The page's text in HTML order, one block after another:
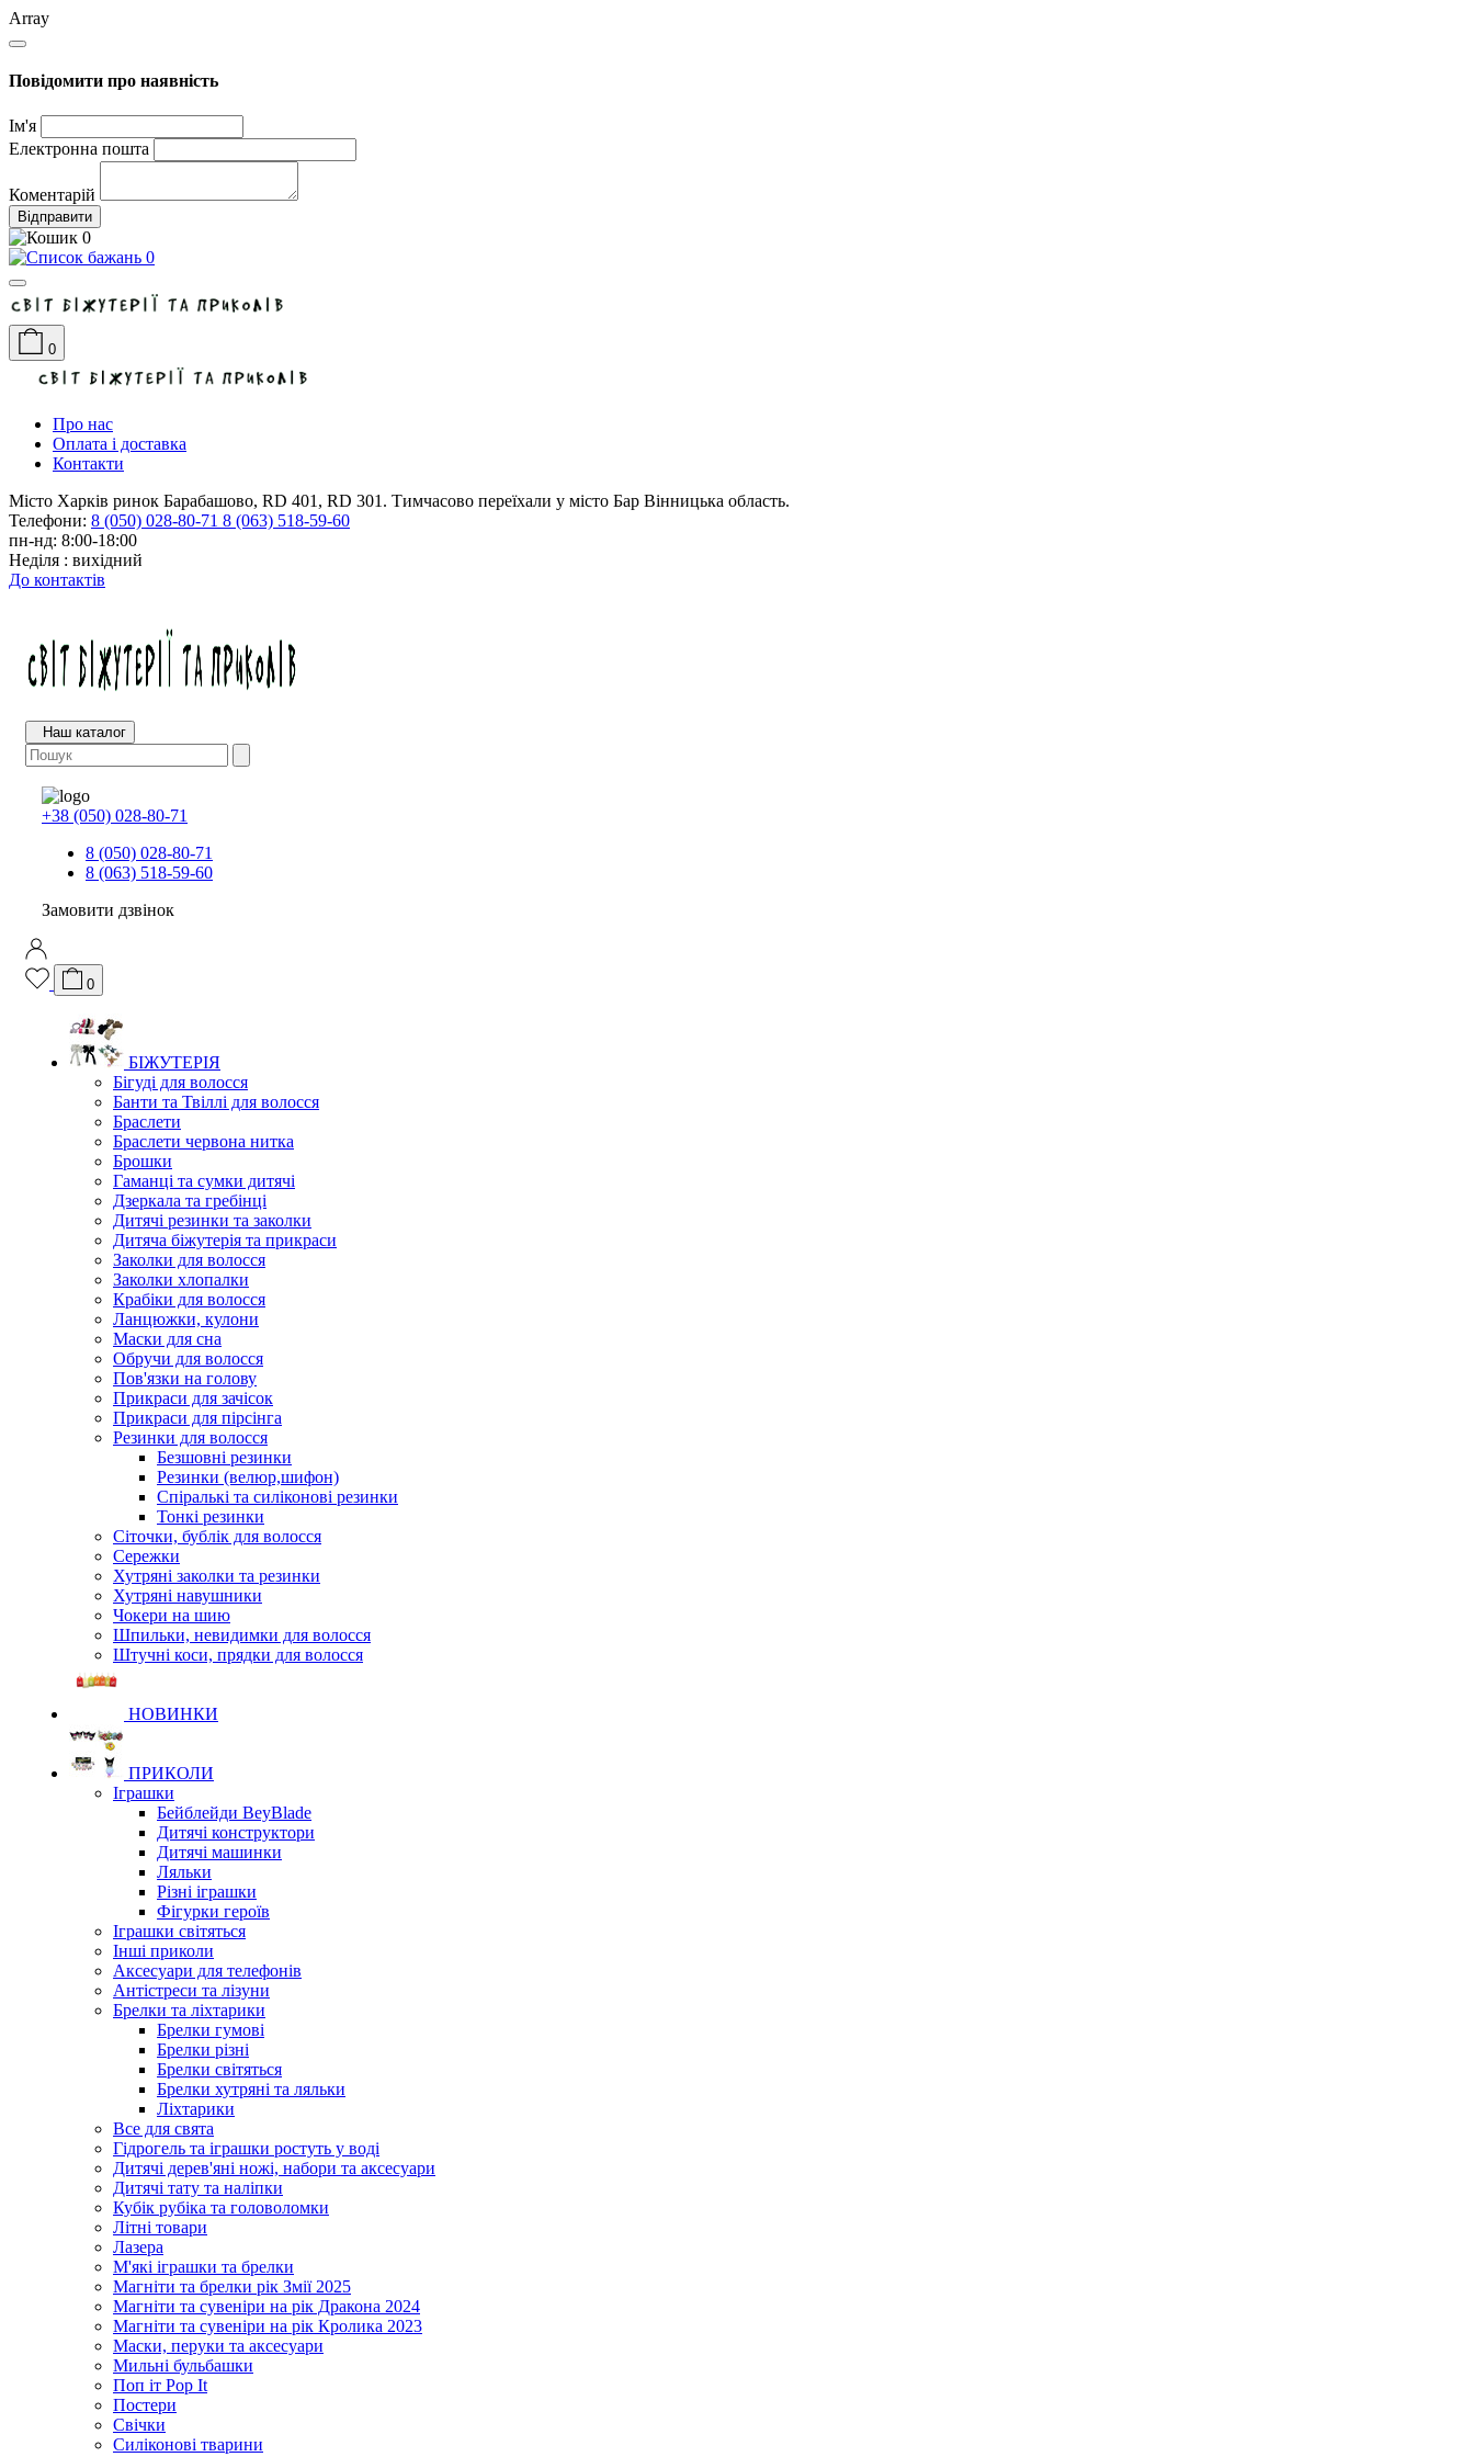
Array
Повідомити про наявність
Ім'я
Електронна пошта
Коментарій
Відправити
0
0
0
Про нас
Оплата і доставка
Контакти
Місто Харків ринок Барабашово, RD 401, RD 301. Тимчасово переїхали у місто Бар Вінницька область.
Телефони: 8 (050) 028-80-71 8 (063) 518-59-60
пн-нд: 8:00-18:00
Неділя : вихідний
До контактів
Наш каталог
+38 (050) 028-80-71
8 (050) 028-80-71
8 (063) 518-59-60
Замовити дзвінок
0
БІЖУТЕРІЯ
Бігуді для волосся
Банти та Твіллі для волосся
Браслети
Браслети червона нитка
Брошки
Гаманці та сумки дитячі
Дзеркала та гребінці
Дитячі резинки та заколки
Дитяча біжутерія та прикраси
Заколки для волосся
Заколки хлопалки
Крабіки для волосся
Ланцюжки, кулони
Маски для сна
Обручи для волосся
Пов'язки на голову
Прикраси для зачісок
Прикраси для пірсінга
Резинки для волосся
Безшовні резинки
Резинки (велюр,шифон)
Спіралькі та силіконові резинки
Тонкі резинки
Сіточки, бублік для волосся
Сережки
Хутряні заколки та резинки
Хутряні навушники
Чокери на шию
Шпильки, невидимки для волосся
Штучні коси, прядки для волосся
НОВИНКИ
ПРИКОЛИ
Іграшки
Бейблейди BeyBlade
Дитячі конструктори
Дитячі машинки
Ляльки
Різні іграшки
Фігурки героїв
Іграшки світяться
Інші приколи
Аксесуари для телефонів
Антістреси та лізуни
Брелки та ліхтарики
Брелки гумові
Брелки різні
Брелки світяться
Брелки хутряні та ляльки
Ліхтарики
Все для свята
Гідрогель та іграшки ростуть у воді
Дитячі дерев'яні ножі, набори та аксесуари
Дитячі тату та наліпки
Кубік рубіка та головоломки
Літні товари
Лазера
М'які іграшки та брелки
Магніти та брелки рік Змії 2025
Магніти та сувеніри на рік Дракона 2024
Магніти та сувеніри на рік Кролика 2023
Маски, перуки та аксесуари
Мильні бульбашки
Поп іт Pop It
Постери
Свічки
Силіконові тварини